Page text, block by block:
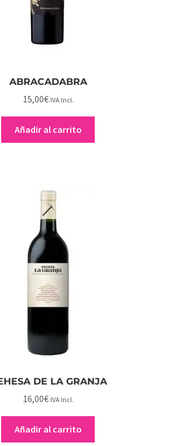
ABRACADABRA
15,00€ IVA Incl.
Añadir al carrito
DE LA GRANJA
16,00€ IVA Incl.
Añadir al carrito